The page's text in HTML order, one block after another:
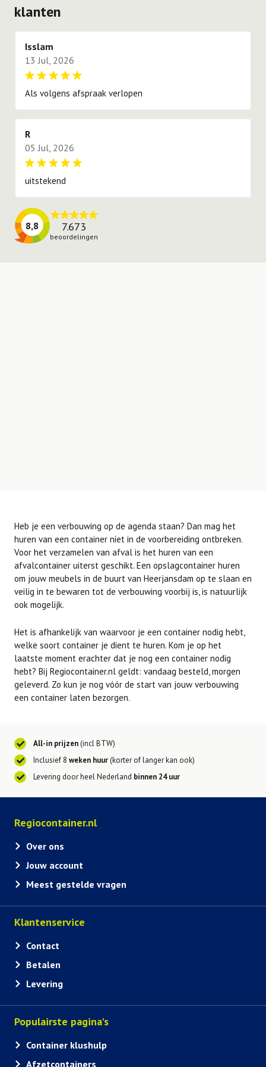
op locatie altijd zo goed mogelijk aan de voorkeur
proberen te voldoen.
klanten
Isslam
13 Jul, 2026
Als volgens afspraak verlopen
R
05 Jul, 2026
uitstekend
8,8 7.673
beoordelingen
Heb je een verbouwing op de agenda staan? Dan mag het
huren van een container niet in de voorbereiding ontbreken.
Voor het verzamelen van afval is het huren van een
afvalcontainer uiterst geschikt. Een opslagcontainer huren
om jouw meubels in de buurt van Heerjansdam op te slaan en
veilig in te bewaren tot de verbouwing voorbij is, is natuurlijk
ook mogelijk.
Het is afhankelijk van waarvoor je een container nodig hebt,
welke soort container je dient te huren. Kom je op het
laatste moment erachter dat je nog een container nodig
hebt? Bij Regiocontainer.nl geldt: vandaag besteld, morgen
geleverd. Zo kun je nog vóór de start van jouw verbouwing
een container laten bezorgen.
All-in prijzen(incl BTW)
Inclusief 8 weken huur(korter of langer kan ook)
Levering door heel Nederland binnen 24 uur
Regiocontainer.nl
Over ons
Jouw account
Meest gestelde vragen
Klantenservice
Contact
Betalen
Levering
Populairste pagina's
Container klushulp
Afzetcontainers